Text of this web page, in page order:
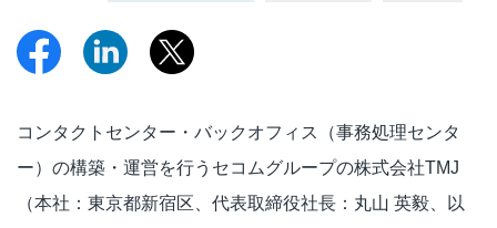
コンタクトセンター・バックオフィス（事務処理センタ
ー）の構築・運営を行うセコムグループの株式会社TMJ
（本社：東京都新宿区、代表取締役社長：丸山 英毅、以